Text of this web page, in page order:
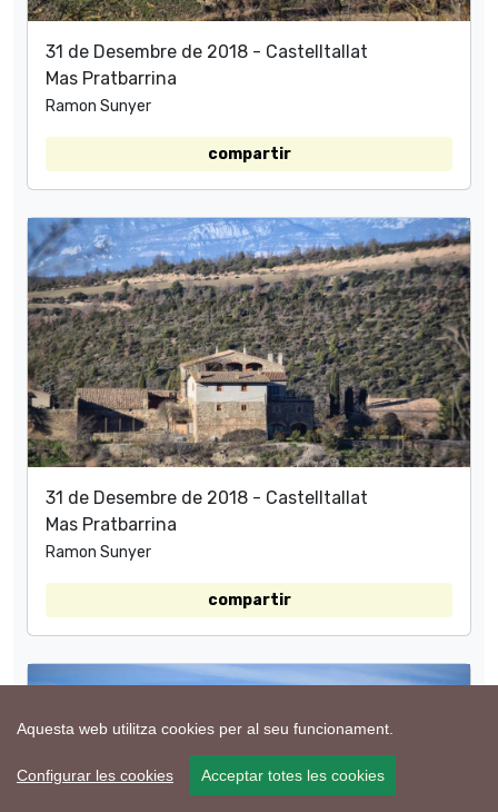
Aquesta web utilitza cookies per al seu funcionament.
Configurar les cookies Acceptar totes les cookies
31 de Desembre de 2018 - Castelltallat
Mas Pratbarrina
Ramon Sunyer
compartir
31 de Desembre de 2018 - Castelltallat
Mas Pratbarrina
Ramon Sunyer
compartir